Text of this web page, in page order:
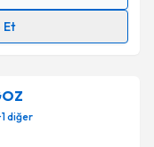
Et
bilgilendireceğiz.
1diğer